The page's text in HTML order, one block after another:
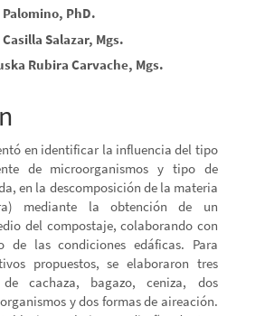
PhD.
Salazar, Mgs.
Rubira Carvache, Mgs.
en identificar la influencia del tipo
de microorganismos y tipo de
en la descomposición de la materia
mediante la obtención de un
del compostaje, colaborando con
de las condiciones edáficas. Para
propuestos, se elaboraron tres
de cachaza, bagazo, ceniza, dos
y dos formas de aireación.